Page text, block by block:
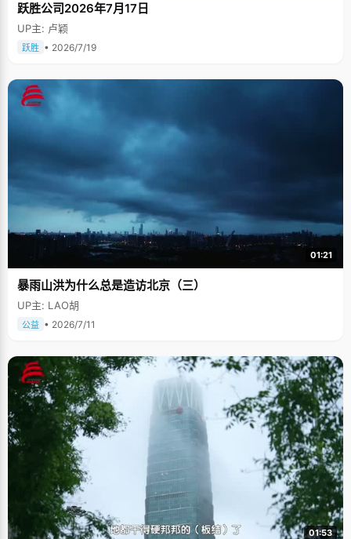
跃胜公司2026年7月17日
UP主: 卢颖
跃胜 • 2026/7/19
01:21
暴雨山洪为什么总是造访北京（三）
UP主: LAO胡
公益 • 2026/7/11
01:53